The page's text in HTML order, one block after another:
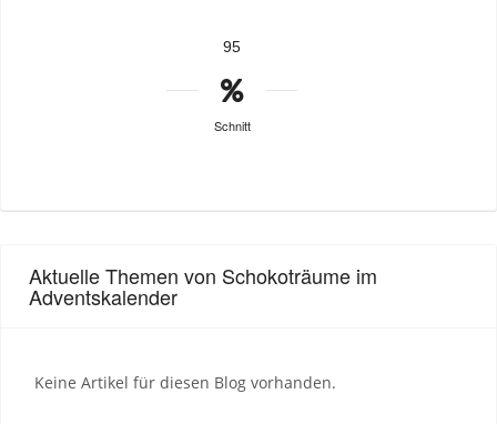
95
Schnitt
Aktuelle Themen von Schokoträume im
Adventskalender
Keine Artikel für diesen Blog vorhanden.